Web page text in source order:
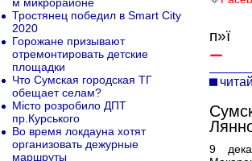
п»ї
9
Тростянец победил в Smart City
2020
Горожане призывают
отремонтировать детские
площадки
Что Сумская городская ТГ
обещает селам?
Місто розробило ДПТ
пр.Курського
Во время локдауна хотят
организовать дежурные
маршруты